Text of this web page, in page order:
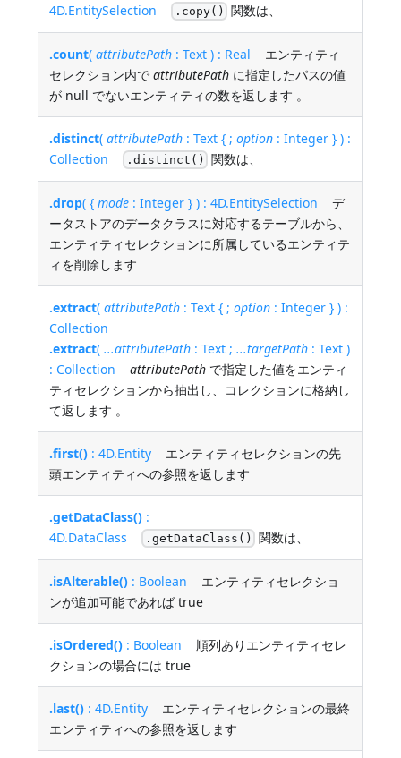
4D.EntitySelection
.copy() 関数は、
.count(attributePath : Text ) : Real エンティティ
セレクション内でattributePath に指定したパスの値
が null でないエンティティの数を返します 。
.distinct(attributePath : Text { ;option : Integer } ) :
Collection
.distinct() 関数は、
.drop( {mode : Integer } ) : 4D.EntitySelection デ
ータストアのデータクラスに対応するテーブルから、
エンティティセレクションに所属しているエンティテ
ィを削除します
.extract(attributePath : Text { ;option : Integer } ) :
Collection
.extract(...attributePath : Text ;...targetPath : Text )
: Collection
attributePath で指定した値をエンティ
ティセレクションから抽出し、コレクションに格納し
て返します 。
.first() : 4D.Entity エンティティセレクションの先
頭エンティティへの参照を返します
.getDataClass() :
4D.DataClass
.getDataClass() 関数は、
.isAlterable() : Boolean エンティティセレクショ
ンが追加可能であれば true
.isOrdered() : Boolean 順列ありエンティティセレ
クションの場合には true
.last() : 4D.Entity エンティティセレクションの最終
エンティティへの参照を返します